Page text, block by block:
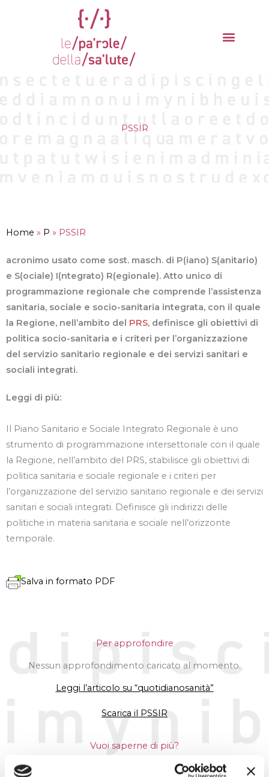
PSSIR
Home » P » PSSIR
acronimo usato come sost. masch. di P(iano) S(anitario)
e S(ociale) I(ntegrato) R(egionale). Atto unico di
programmazione regionale che comprende l’assistenza
sanitaria, sociale e socio-sanitaria integrata, con il quale
la Regione, nell’ambito del PRS, definisce gli obiettivi di
politica socio-sanitaria e i criteri per l’organizzazione
del servizio sanitario regionale e dei servizi sanitari e
sociali integrati.
Leggi di più:
Il Piano Sanitario e Sociale Integrato Regionale è uno
strumento di programmazione intersettoriale con il quale
la Regione, nell’ambito del PRS, stabilisce gli obiettivi di
politica sanitaria e sociale regionale e i criteri per
l’organizzazione del servizio sanitario regionale e dei servizi
sanitari e sociali integrati. Definisce gli indirizzi delle
politiche in materia sanitaria e sociale nell’orizzonte
temporale.
Salva in formato PDF
Per approfondire
Nessun approfondimento caricato al momento.
Leggi l’articolo su “quotidianosanità”
Scarica il PSSIR
Vuoi saperne di più?
Scegli una opzione